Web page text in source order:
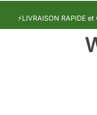
⚡LIVRAISON RAPIDE